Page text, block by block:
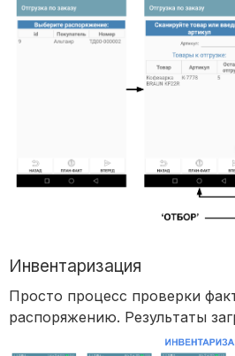
Инвентаризация
Просто процесс проверки
распоряжению. Результаты